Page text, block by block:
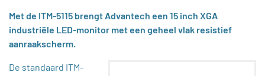
Met de ITM-5115 brengt Advantech een 15 inch XGA
industriële LED-monitor met een geheel vlak resistief
aanraakscherm.
De standaard ITM-